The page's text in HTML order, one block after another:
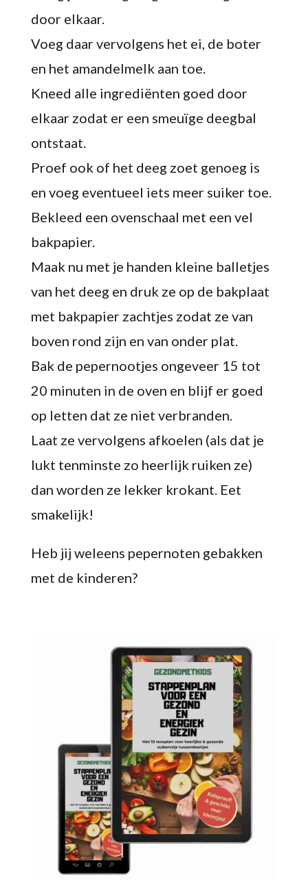
door elkaar.
Voeg daar vervolgens het ei, de boter
en het amandelmelk aan toe.
Kneed alle ingrediënten goed door
elkaar zodat er een smeuïge deegbal
ontstaat.
Proef ook of het deeg zoet genoeg is
en voeg eventueel iets meer suiker toe.
Bekleed een ovenschaal met een vel
bakpapier.
Maak nu met je handen kleine balletjes
van het deeg en druk ze op de bakplaat
met bakpapier zachtjes zodat ze van
boven rond zijn en van onder plat.
Bak de pepernootjes ongeveer 15 tot
20 minuten in de oven en blijf er goed
op letten dat ze niet verbranden.
Laat ze vervolgens afkoelen (als dat je
lukt tenminste zo heerlijk ruiken ze)
dan worden ze lekker krokant. Eet
smakelijk!
Heb jij weleens pepernoten gebakken
met de kinderen?